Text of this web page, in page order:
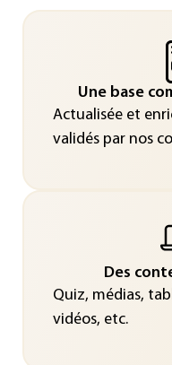
Une base
Actualisée et
validés par nos
Des
Quiz, médias,
vidéos, etc.